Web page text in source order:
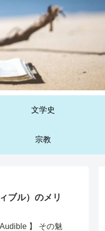
文学史
宗教
ブル）のメリ
】 その魅